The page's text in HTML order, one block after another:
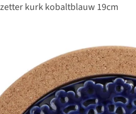
kurk kobaltblauw 19cm